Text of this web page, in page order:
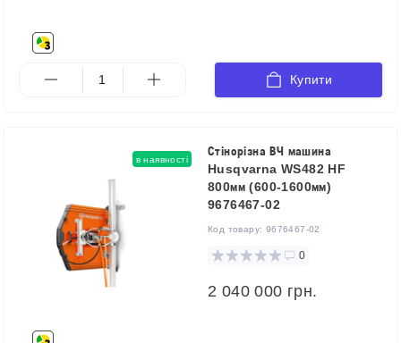
Купити
в наявності
Стінорізна ВЧ машина
Husqvarna WS482 HF
800мм (600-1600мм)
9676467-02
Код товару: 9676467-02
0
2 040 000 грн.